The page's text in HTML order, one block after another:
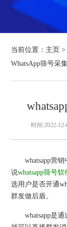
当前位置： 主页
WhatsApp筛号采
时间:2022-12-
whatsapp营销
说whatsapp筛号软
选用户是否开通
群发做后盾。
whatsapp是通